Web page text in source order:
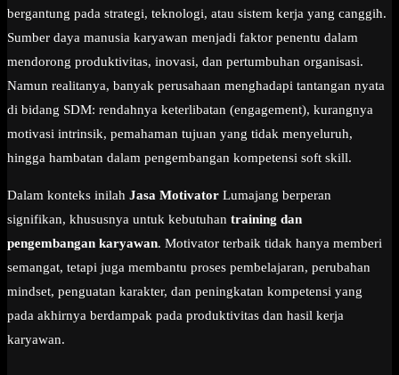
bergantung pada strategi, teknologi, atau sistem kerja yang canggih.
Sumber daya manusia karyawan menjadi faktor penentu dalam
mendorong produktivitas, inovasi, dan pertumbuhan organisasi.
Namun realitanya, banyak perusahaan menghadapi tantangan nyata
di bidang SDM: rendahnya keterlibatan (engagement), kurangnya
motivasi intrinsik, pemahaman tujuan yang tidak menyeluruh,
hingga hambatan dalam pengembangan kompetensi soft skill.
Dalam konteks inilah Jasa Motivator Lumajang berperan
signifikan, khususnya untuk kebutuhan training dan
pengembangan karyawan. Motivator terbaik tidak hanya memberi
semangat, tetapi juga membantu proses pembelajaran, perubahan
mindset, penguatan karakter, dan peningkatan kompetensi yang
pada akhirnya berdampak pada produktivitas dan hasil kerja
karyawan.